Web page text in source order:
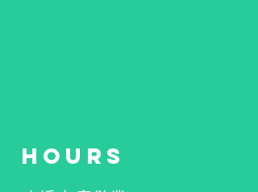
HOURS